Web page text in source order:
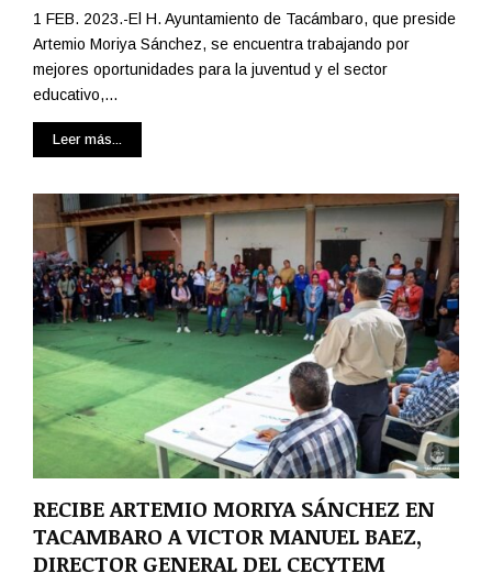
1 FEB. 2023.-El H. Ayuntamiento de Tacámbaro, que preside
Artemio Moriya Sánchez, se encuentra trabajando por
mejores oportunidades para la juventud y el sector
educativo,...
Leer más...
RECIBE ARTEMIO MORIYA SÁNCHEZ EN
TACAMBARO A VICTOR MANUEL BAEZ,
DIRECTOR GENERAL DEL CECYTEM